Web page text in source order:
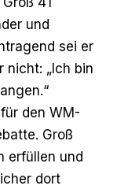
und
sei er
nicht: „Ich bin
den WM-
Groß
erfüllen und
dort